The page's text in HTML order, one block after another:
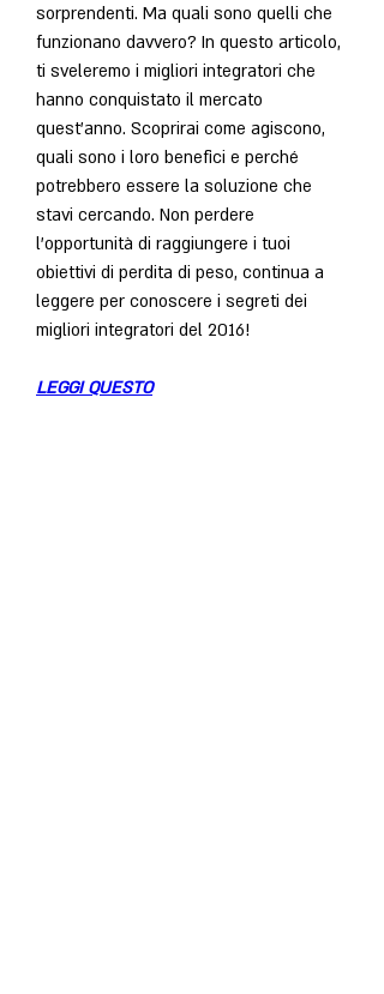
sorprendenti. Ma quali sono quelli che
funzionano davvero? In questo articolo,
ti sveleremo i migliori integratori che
hanno conquistato il mercato
quest'anno. Scoprirai come agiscono,
quali sono i loro benefici e perché
potrebbero essere la soluzione che
stavi cercando. Non perdere
l'opportunità di raggiungere i tuoi
obiettivi di perdita di peso, continua a
leggere per conoscere i segreti dei
migliori integratori del 2016!
LEGGI QUESTO